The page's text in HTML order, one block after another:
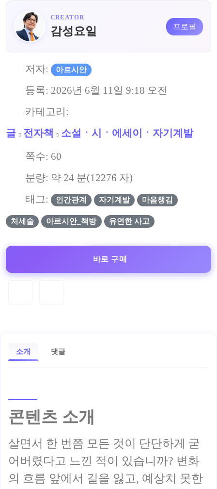
CREATOR
감성요일 프로필
저자: 아르시안
등록: 2026년 6월 11일 9:18 오전
카테고리:
글
전자책 소설ㆍ시ㆍ에세이ㆍ자기계발
쪽수: 60
분량: 약 24 분(12276 자)
태그:
인간관계 자기계발 마음챙김
처세술 아르시안_책방 유연한 사고
바로 구매
소개 댓글
콘텐츠 소개
살면서 한 번쯤 모든 것이 단단하게 굳
어버렸다고 느낀 적이 있습니까? 변화
의 흐름 앞에서 길을 잃고, 예상치 못한